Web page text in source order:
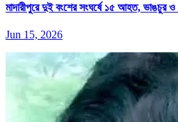
মাদারীপুরে দুই বংশের সংঘর্ষে ১৫ আহত, ভাঙচুর ও
Jun 15, 2026